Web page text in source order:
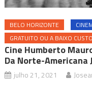
BELO HORIZONTE
GRATUITO OU A BAIXO CUSTO
Cine Humberto
Da Norte-Americana
julho 21, 2021